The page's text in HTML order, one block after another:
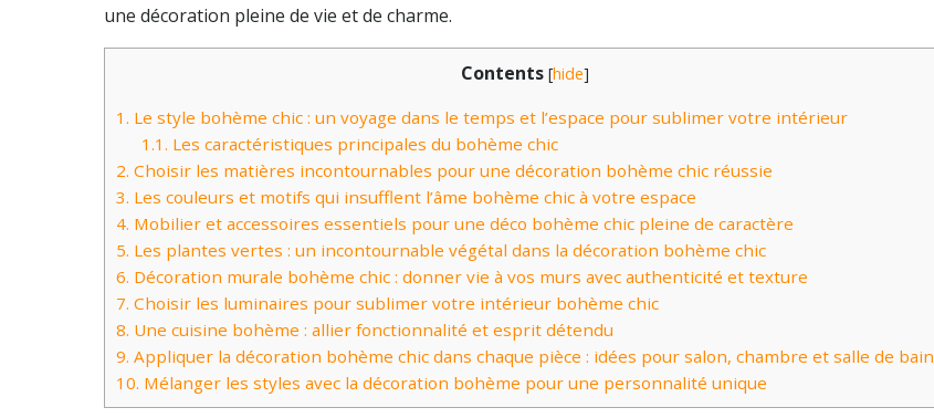
une décoration pleine de vie et de charme.
Contents [hide]
1. Le style bohème chic : un voyage dans le temps et l’espace pour sublimer votre intérieur
1.1. Les caractéristiques principales du bohème chic
2. Choisir les matières incontournables pour une décoration bohème chic réussie
3. Les couleurs et motifs qui insufflent l’âme bohème chic à votre espace
4. Mobilier et accessoires essentiels pour une déco bohème chic pleine de caractère
5. Les plantes vertes : un incontournable végétal dans la décoration bohème chic
6. Décoration murale bohème chic : donner vie à vos murs avec authenticité et texture
7. Choisir les luminaires pour sublimer votre intérieur bohème chic
8. Une cuisine bohème : allier fonctionnalité et esprit détendu
9. Appliquer la décoration bohème chic dans chaque pièce : idées pour salon, chambre et salle de bain
10. Mélanger les styles avec la décoration bohème pour une personnalité unique